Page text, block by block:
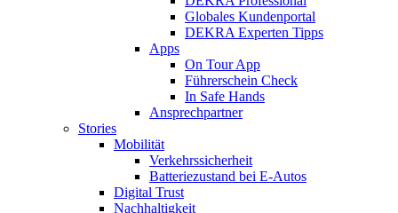
Globales Kundenportal
DEKRA Experten Tipps
Apps
On Tour App
Führerschein Check
In Safe Hands
Ansprechpartner
Stories
Mobilität
Verkehrssicherheit
Batteriezustand bei E-Autos
Digital Trust
Nachhaltigkeit